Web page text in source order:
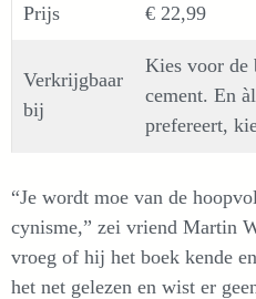
Prijs € 22,99
Verkrijgbaar
bij
Kies voor de
cement. En
prefereert,
“Je wordt moe van de
cynisme,” zei vriend Martin
vroeg of hij het boek kende
het net gelezen en wist er